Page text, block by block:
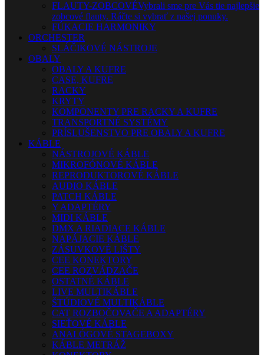
FLAUTY-ZOBCOVÉVybrali sme pre Vás tie najlepšie
zobcové flauty. Ráčte si vybrať z našej ponuky.
FÚKACIE HARMONIKY
ORCHESTER
SLÁČIKOVÉ NÁSTROJE
OBALY
OBALY A KUFRE
CASE, KUFRE
RACKY
KRYTY
KOMPONENTY PRE RACKY A KUFRE
TRANSPORTNÉ SYSTÉMY
PRÍSLUŠENSTVO PRE OBALY A KUFRE
KÁBLE
NÁSTROJOVÉ KÁBLE
MIKROFÓNOVÉ KÁBLE
REPRODUKTOROVÉ KÁBLE
AUDIO KÁBLE
PATCH KÁBLE
Y ADAPTÉRY
MIDI KÁBLE
DMX A RIADIACE KÁBLE
NAPÁJACIE KÁBLE
ZÁSUVKOVÉ LIŠTY
CEE KONEKTORY
CEE ROZVÁDZAČE
OSTATNÉ KÁBLE
LIVE MULTIKÁBLE
ŠTÚDIOVÉ MULTIKÁBLE
CAT ROZBOČOVAČE A ADAPTÉRY
SIEŤOVÉ KÁBLE
ANALÓGOVÉ STAGEBOXY
KÁBLE METRÁŽ